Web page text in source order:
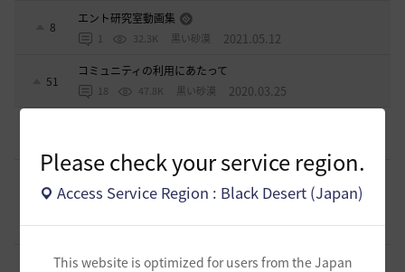
Please check your service region.
Access Service Region : Black Desert (Japan)
This website is optimized for users from the Japan
8
エント研究室動画集
1 32.3K 黒い砂漠 2021.05.12
51
コミュニティの利用にあたって
18 47.8K 黒い砂漠 2020.03.25
1
[ギルド募集]好きなキャラで好きなことを！無言OK挨拶自
由！基本ソロだけどたまにおしゃべりを楽しんだり(*'ω'*)
0 36 oすずo 4 時間前
[ギルド募集] ギルド【Patera】ギルドメンバー募集中！ 初心